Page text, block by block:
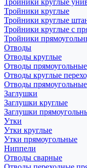
Тройники круглые
Тройники круглые
Тройники круглые
Тройники круглые с
Тройники
Отводы
Отводы круглые
Отводы
Отводы круглые
Отводы прямоугольные
Заглушки
Заглушки круглые
Заглушки
Утки
Утки круглые
Утки прямоугольные
Ниппели
Отводы сварные